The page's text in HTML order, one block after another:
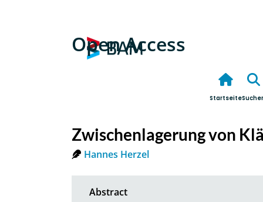
Open Access
Startseite
Zwischenlagerung von
Hannes Herzel